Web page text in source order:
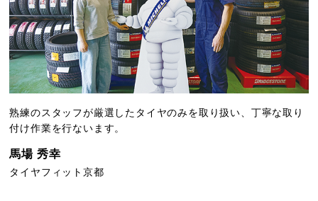
熟練のスタッフが厳選したタイヤのみを取り扱い、丁寧な取り
付け作業を行ないます。
馬場 秀幸
タイヤフィット京都